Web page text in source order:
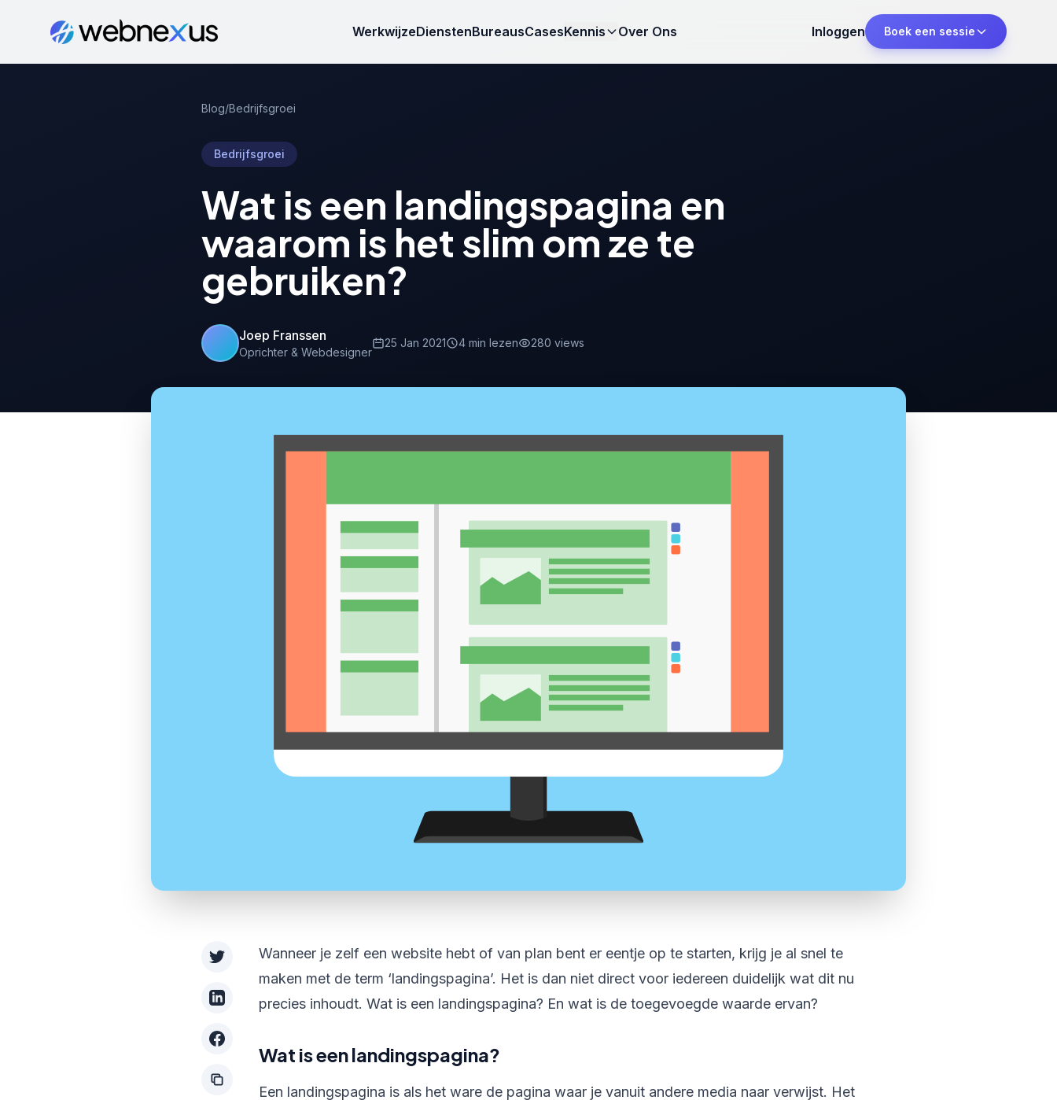
WerkwijzeDienstenBureausCasesKennis Over Ons Inloggen Boek een sessie
Blog/Bedrijfsgroei
Bedrijfsgroei
Wat is een landingspagina en
waarom is het slim om ze te
gebruiken?
Joep Franssen
Oprichter & Webdesigner
25 Jan 2021 4 min lezen 280 views
Wanneer je zelf een website hebt of van plan bent er eentje op te starten, krijg je al snel te
maken met de term ‘landingspagina’. Het is dan niet direct voor iedereen duidelijk wat dit nu
precies inhoudt. Wat is een landingspagina? En wat is de toegevoegde waarde ervan?
Wat is een landingspagina?
Een landingspagina is als het ware de pagina waar je vanuit andere media naar verwijst. Het